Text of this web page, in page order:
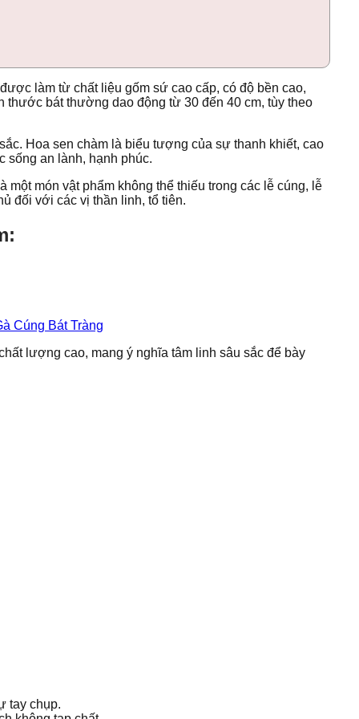
làm từ chất liệu gốm sứ cao cấp, có độ bền cao,
thước bát thường dao động từ 30 đến 40 cm, tùy theo
Hoa sen chàm là biểu tượng của sự thanh khiết, cao
sống an lành, hạnh phúc.
một món vật phẩm không thể thiếu trong các lễ cúng, lễ
đối với các vị thần linh, tổ tiên.
lượng cao, mang ý nghĩa tâm linh sâu sắc để bày
tay chụp.